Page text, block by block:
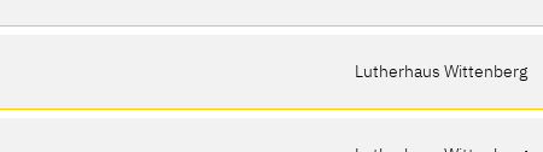
Lutherhaus Wittenberg